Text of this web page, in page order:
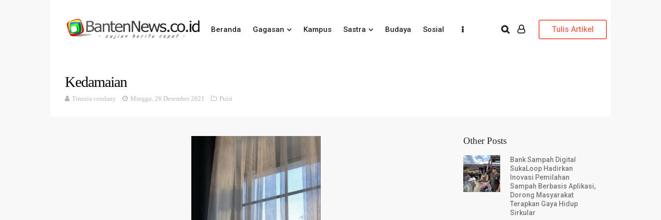
Beranda Gagasan Kampus Sastra Budaya Sosial Tulis Artikel
Kedamaian
Tinezia cendany Minggu, 26 Desember 2021 Puisi
Other Posts
Bank Sampah Digital
SukaLoop Hadirkan
Inovasi Pemilahan
Sampah Berbasis Aplikasi,
Dorong Masyarakat
Terapkan Gaya Hidup
Sirkular